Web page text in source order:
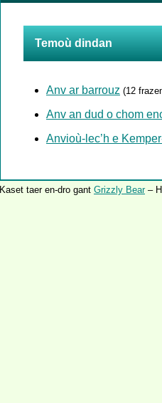
Temoù dindan
Anv ar barrouz (12
Anv an dud o chom
Anvioù-lec’h e
Kaset taer en-dro gant Grizzly Bear–